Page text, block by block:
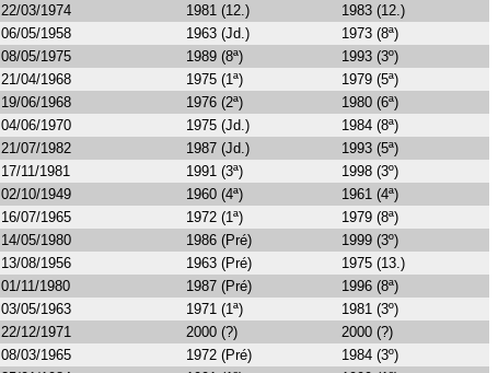
22/03/1974 1981 (12.)
1983 (12.)
06/05/1958 1963 (Jd.)
1973 (8ª)
08/05/1975 1989 (8ª)
1993 (3º)
21/04/1968 1975 (1ª)
1979 (5ª)
19/06/1968 1976 (2ª)
1980 (6ª)
04/06/1970 1975 (Jd.)
1984 (8ª)
21/07/1982 1987 (Jd.)
1993 (5ª)
17/11/1981 1991 (3ª)
1998 (3º)
02/10/1949 1960 (4ª)
1961 (4ª)
16/07/1965 1972 (1ª)
1979 (8ª)
14/05/1980 1986 (Pré)
1999 (3º)
13/08/1956 1963 (Pré)
1975 (13.)
01/11/1980 1987 (Pré)
1996 (8ª)
03/05/1963 1971 (1ª)
1981 (3º)
22/12/1971 2000 (?)
2000 (?)
08/03/1965 1972 (Pré)
1984 (3º)